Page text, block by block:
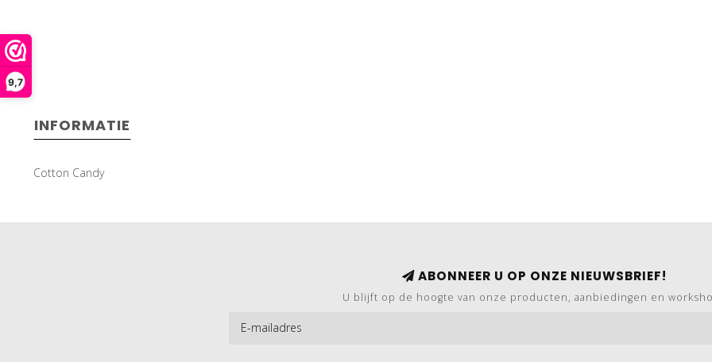
9,7
INFORMATIE
Cotton Candy
ABONNEER U OP ONZE NIEUWSBRIEF!
U blijft op de hoogte van onze producten, aanbiedingen en